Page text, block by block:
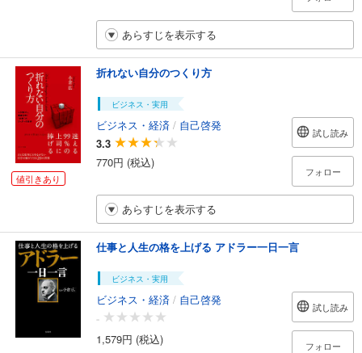
あらすじを表示する
値引きあり
折れない自分のつくり方
ビジネス・実用
ビジネス・経済 / 自己啓発
3.3
770円 (税込)
試し読み
フォロー
あらすじを表示する
仕事と人生の格を上げる アドラー一日一言
ビジネス・実用
ビジネス・経済 / 自己啓発
-
1,579円 (税込)
試し読み
フォロー